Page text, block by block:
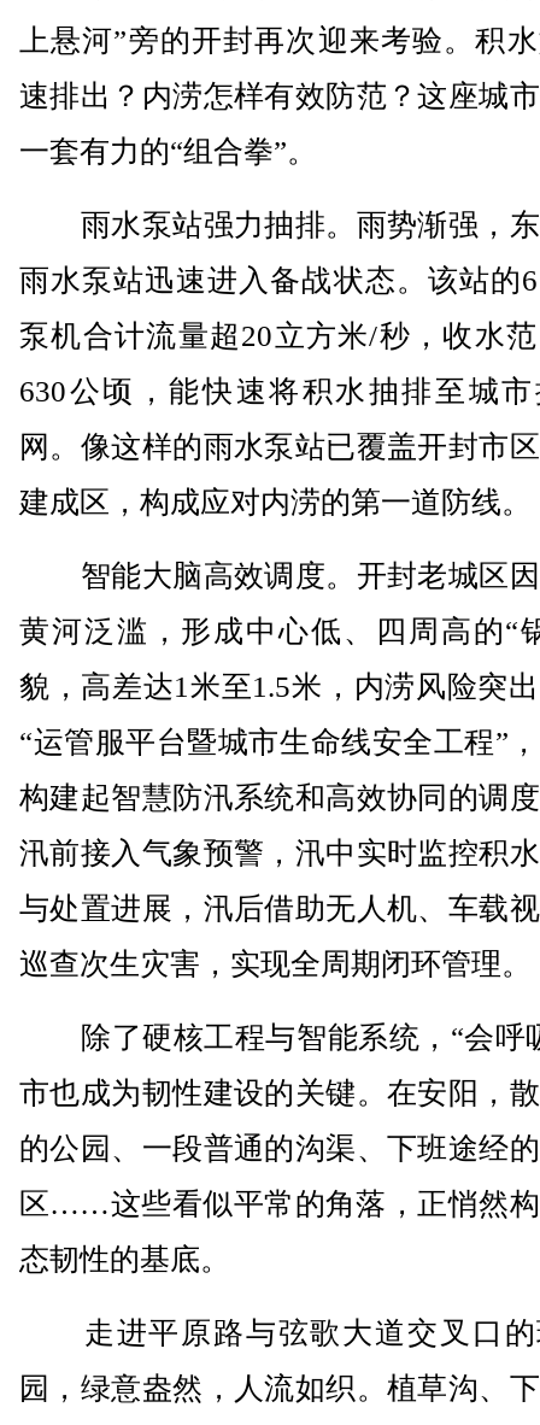
上悬河”旁的开封再次迎来考验。积
速排出？内涝怎样有效防范？这座城
一套有力的“组合拳”。
雨水泵站强力抽排。雨势渐强，
雨水泵站迅速进入备战状态。该站的
泵机合计流量超20立方米/秒，收水
630公顷，能快速将积水抽排至城
网。像这样的雨水泵站已覆盖开封市
建成区，构成应对内涝的第一道防线。
智能大脑高效调度。开封老城区
黄河泛滥，形成中心低、四周高的“
貌，高差达1米至1.5米，内涝风险突
“运管服平台暨城市生命线安全工程”
构建起智慧防汛系统和高效协同的调
汛前接入气象预警，汛中实时监控积
与处置进展，汛后借助无人机、车载
巡查次生灾害，实现全周期闭环管理。
除了硬核工程与智能系统，“会呼
市也成为韧性建设的关键。在安阳，
的公园、一段普通的沟渠、下班途经
区……这些看似平常的角落，正悄然
态韧性的基底。
走进平原路与弦歌大道交叉口的
园，绿意盎然，人流如织。植草沟、